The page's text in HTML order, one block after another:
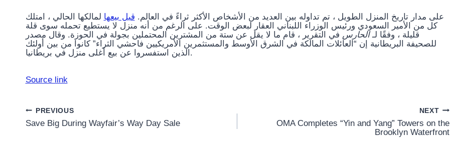
على مدار تاريخ المنزل الطويل ، تم تداوله بين العديد من الأشخاص الأكثر ثراءً في العالم. قبل بيعها لمالكها الحالي ، امتلك
كل من الأمير السعودي ورئيس الوزراء اللبناني العقار لبعض الوقت. على الرغم من أنه منزل لا يستطيع تحمله سوى قلة
قليلة ، وفقًا لـالحارس في التقرير ، قام ما لا يقل عن ستة من المشترين المحتملين بجولة في الحوزة. وقال مصدر
للصحيفة البريطانية إن “العائلات المالكة في الشرق الأوسط والمستثمرين الأمريكيين فاحشي الثراء” كانوا من بين أولئك
الذين استفسروا عن بيع أغلى منزل في بريطانيا.
Source link
Post
PREVIOUS
Save Big During Wayfair’s Way Day Sale
NEXT
OMA Completes “Yin and Yang” Towers on the
Brooklyn Waterfront